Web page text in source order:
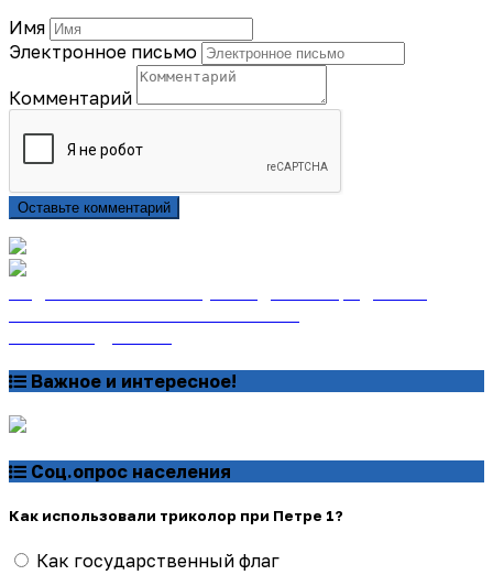
Имя
Электронное письмо
Комментарий
Оставьте комментарий
Важное и интересное!
Соц.опрос населения
Как использовали триколор при Петре 1?
Как государственный флаг